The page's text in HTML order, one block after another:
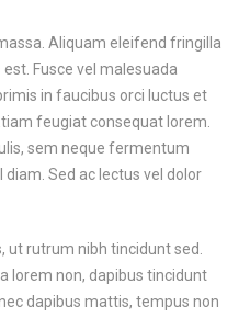
Aliquam eleifend fringilla
Fusce vel malesuada
in faucibus orci luctus et
feugiat consequat lorem.
sem neque fermentum
diam. Sed ac lectus vel dolor
rutrum nibh tincidunt sed.
lorem non, dapibus tincidunt
dapibus mattis, tempus non